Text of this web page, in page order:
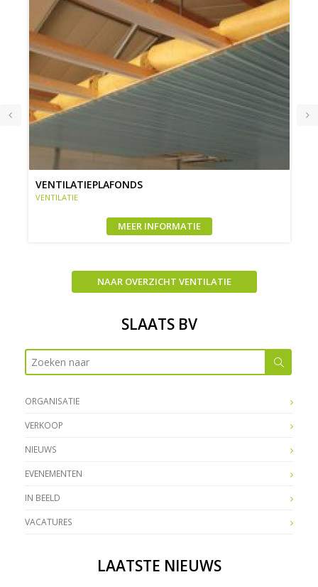
VENTILATIEPLAFONDS
VENTILATIE
MEER INFORMATIE
NAAR OVERZICHT VENTILATIE
SLAATS BV
ORGANISATIE
VERKOOP
NIEUWS
EVENEMENTEN
IN BEELD
VACATURES
LAATSTE NIEUWS